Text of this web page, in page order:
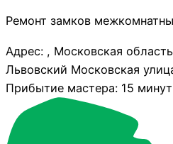
Ремонт замков
Адрес: , Московская
Львовский Московская
Прибытие мастера: 15 минут